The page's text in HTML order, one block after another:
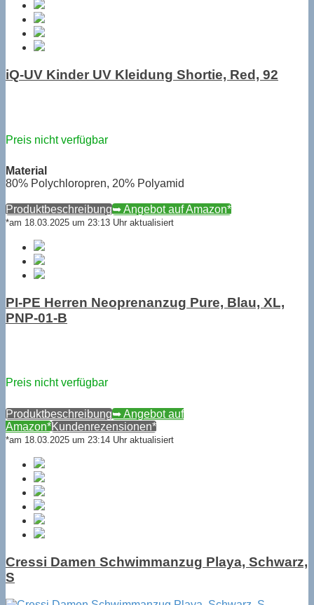
iQ-UV Kinder UV Kleidung Shortie, Red, 92
Preis nicht verfügbar
Material
80% Polychloropren, 20% Polyamid
Produktbeschreibung➥ Angebot auf Amazon*
*am 18.03.2025 um 23:13 Uhr aktualisiert
PI-PE Herren Neoprenanzug Pure, Blau, XL,
PNP-01-B
Preis nicht verfügbar
Produktbeschreibung➥ Angebot auf
Amazon*Kundenrezensionen*
*am 18.03.2025 um 23:14 Uhr aktualisiert
Cressi Damen Schwimmanzug Playa, Schwarz,
S